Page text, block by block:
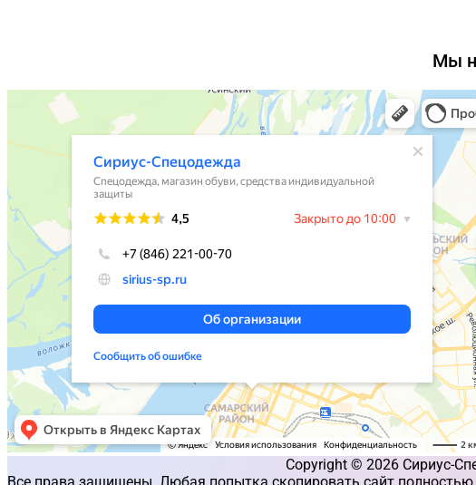
Мы
Copyright © 2026 Сириус-
Все права защищены. Любая попытка скопировать сайт